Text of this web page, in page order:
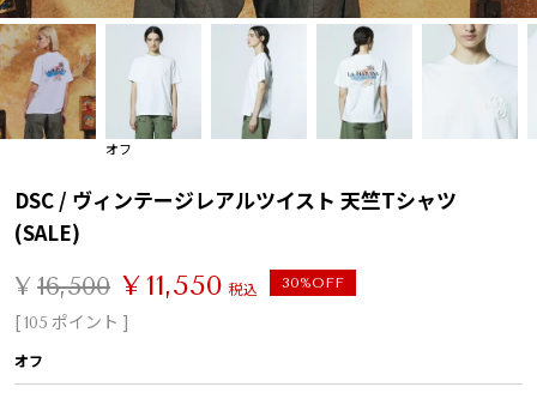
オフ
DSC / ヴィンテージレアルツイスト 天竺Tシャツ
(SALE)
¥ 16,500 ¥11,550 税込 30%OFF
[105 ポイント ]
オフ